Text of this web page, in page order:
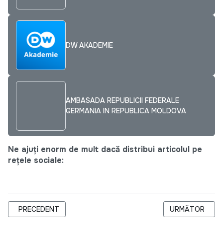
DW AKADEMIE
AMBASADA REPUBLICII FEDERALE
GERMANIA IN REPUBLICA MOLDOVA
Ne ajuți enorm de mult dacă distribui articolul pe
rețele sociale:
ARTICOL PRECEDENT: “ÎMPĂRȚIT LA DOI”: INEGALITĂȚI DE
PRECEDENT ARTICOLUL
URMĂTOR